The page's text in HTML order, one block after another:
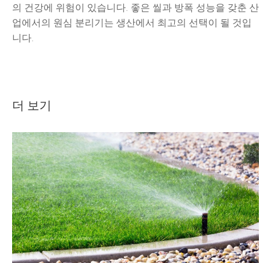
의 건강에 위험이 있습니다. 좋은 씰과 방폭 성능을 갖춘 산
업에서의 원심 분리기는 생산에서 최고의 선택이 될 것입
니다.
더 보기